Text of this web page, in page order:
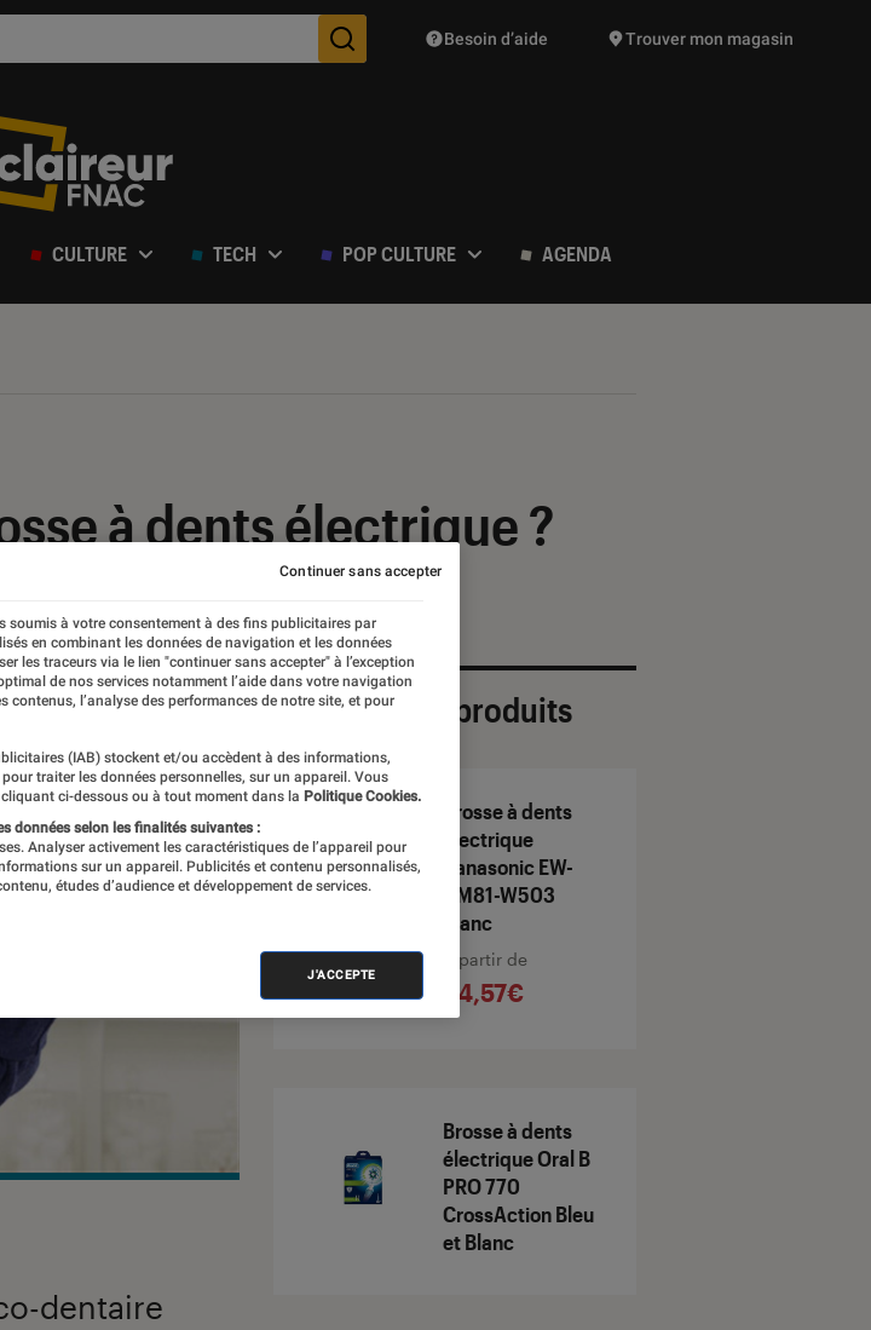
Des suggestions de produits vont vous être proposées
Besoin d’aide Trouver mon magasin
CULTURE TECH POP CULTURE AGENDA
à dents électrique ?
dentaire
Sélection de produits
Brosse à dents
électrique
Panasonic EW-
DM81-W503
Blanc
À partir de
54,57€
Brosse à dents
électrique Oral B
PRO 770
CrossAction Bleu
et Blanc
soumis à votre consentement à des fins publicitaires par
en combinant les données de navigation et les données
les traceurs via le lien "continuer sans accepter" à l’exception
de nos services notamment l’aide dans votre navigation
l’analyse des performances de notre site, et pour
(IAB) stockent et/ou accèdent à des informations,
traiter les données personnelles, sur un appareil. Vous
ci-dessous ou à tout moment dans la Politique Cookies.
données selon les finalités suivantes :
Analyser activement les caractéristiques de l’appareil pour
sur un appareil. Publicités et contenu personnalisés,
études d’audience et développement de services.
J'ACCEPTE
Continuer sans accepter